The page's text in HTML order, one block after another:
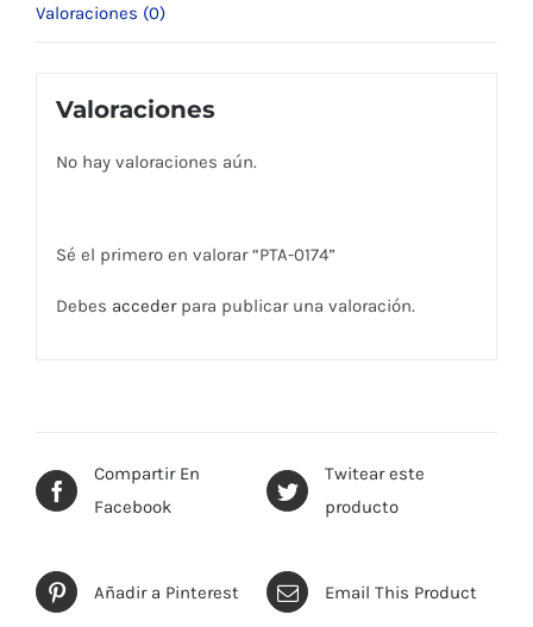
Valoraciones (0)
Valoraciones
No hay valoraciones aún.
Sé el primero en valorar “PTA-0174”
Debes accederpara publicar una valoración.
Compartir En
Facebook
Twitear este
producto
Añadir a Pinterest Email This Product